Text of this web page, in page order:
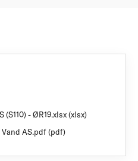
(S110) - ØR19.xlsx (xlsx)
AS.pdf (pdf)